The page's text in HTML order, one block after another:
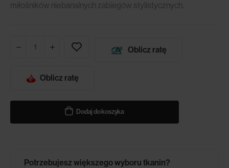
miłośników niebanalnych zabiegów stylistycznych.
Oblicz ratę
Oblicz ratę
Dodaj do koszyka
Potrzebujesz większego wyboru tkanin?